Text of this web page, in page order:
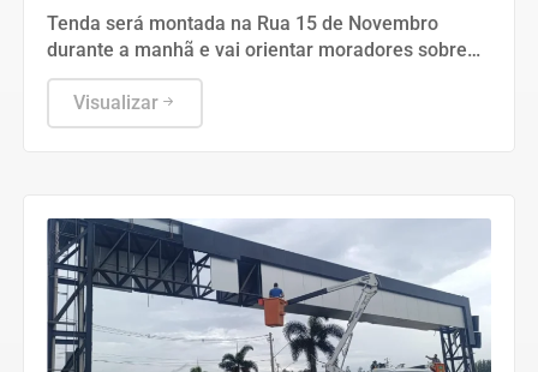
Tenda será montada na Rua 15 de Novembro
durante a manhã e vai orientar moradores sobre
unidades de saúde, atendimento e cuidados
básicos
Visualizar